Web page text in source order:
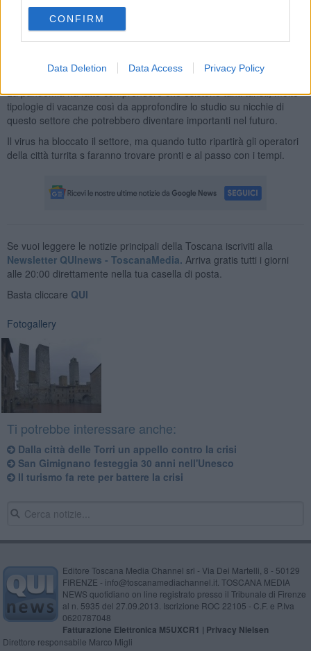
CONFIRM
Data Deletion Data Access Privacy Policy
25-40 anni ama raccontare ciò che fa sui social. Il territorio offre
grandi potenzialità e gli albergatori si aggiornano, pensando anche
ai giovanissimi dai 15 ai 20 anni una tipologia di clientela mai
La pandemia ha fatto comprendere che esistono tanti turisti, molte
tipologie di vacanze così da approfondire lo studio su nicchie di
questo settore che potrebbero diventare importanti nel futuro.
Il virus ha bloccato il settore, ma quando tutto ripartirà gli operatori
della città turrita s faranno trovare pronti e al passo con i tempi.
Se vuoi leggere le notizie principali della Toscana iscriviti alla
Newsletter QUInews - ToscanaMedia. Arriva gratis tutti i giorni
alle 20:00 direttamente nella tua casella di posta.
Basta cliccare QUI
Fotogallery
Ti potrebbe interessare anche:
Dalla città delle Torri un appello contro la crisi
San Gimignano festeggia 30 anni nell'Unesco
Il turismo fa rete per battere la crisi
Editore Toscana Media Channel srl - Via Dei Martelli, 8 - 50129
FIRENZE - info@toscanamediachannel.it. TOSCANA MEDIA
NEWS quotidiano on line registrato presso il Tribunale di Firenze
al n. 5935 del 27.09.2013. Iscrizione ROC 22105 - C.F. e P.Iva
0620787048
Fatturazione Elettronica M5UXCR1 | Privacy Nielsen
Direttore responsabile Marco Migli